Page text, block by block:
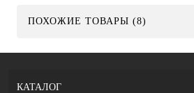
ПОХОЖИЕ ТОВАРЫ (8)
КАТАЛОГ